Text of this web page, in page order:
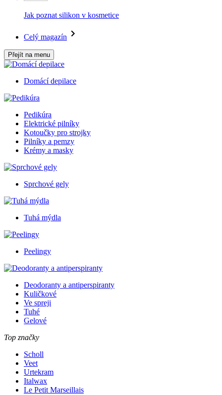
Jak poznat silikon v kosmetice
Celý magazín
Přejít na menu
Domácí depilace
Pedikúra
Elektrické pilníky
Kotoučky pro strojky
Pilníky a pemzy
Krémy a masky
Sprchové gely
Tuhá mýdla
Peelingy
Deodoranty a antiperspiranty
Kuličkové
Ve spreji
Tuhé
Gelové
Top značky
Scholl
Veet
Urtekram
Italwax
Le Petit Marseillais